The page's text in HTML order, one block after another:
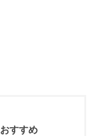
すすめ